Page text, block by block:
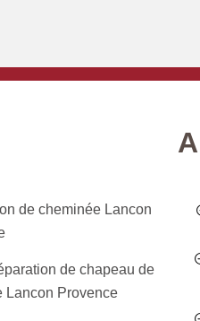
de cheminée Lancon
de chapeau de
Lancon Provence